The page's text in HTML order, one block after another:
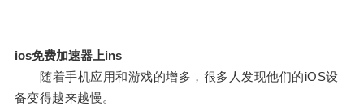
ios免费加速器上ins
随着手机应用和游戏的增多，很多人发现他们的iOS设
备变得越来越慢。